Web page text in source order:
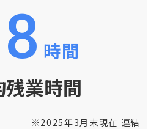
時間
残業時間
※2025年3月末現在 連結